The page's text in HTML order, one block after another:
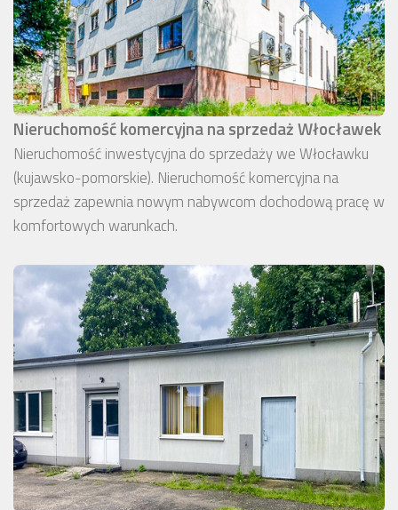
Nieruchomość komercyjna na sprzedaż Włocławek
Nieruchomość inwestycyjna do sprzedaży we Włocławku
(kujawsko-pomorskie). Nieruchomość komercyjna na
sprzedaż zapewnia nowym nabywcom dochodową pracę w
komfortowych warunkach.